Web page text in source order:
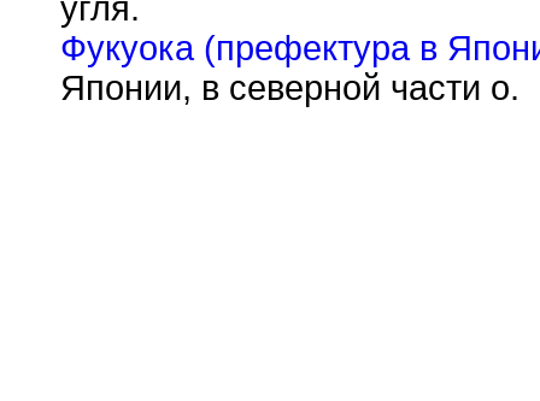
угля.
Фукуока (префектура в
Японии, в северной части о.